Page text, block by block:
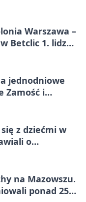
Warszawa –
Betclic 1. lidze.
jednodniowe
Zamość i
z dziećmi w
o
na Mazowszu.
ponad 250